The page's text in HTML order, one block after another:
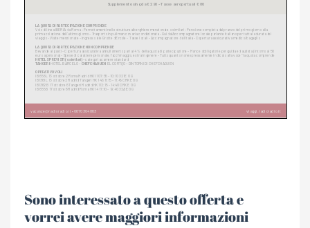
Sono interessato a questo offerta e
vorrei avere maggiori informazioni